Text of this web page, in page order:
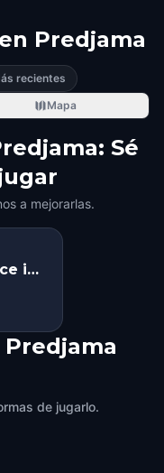
Predjama
recientes
Mapa
Sé
a mejorarlas.
in
de jugarlo.